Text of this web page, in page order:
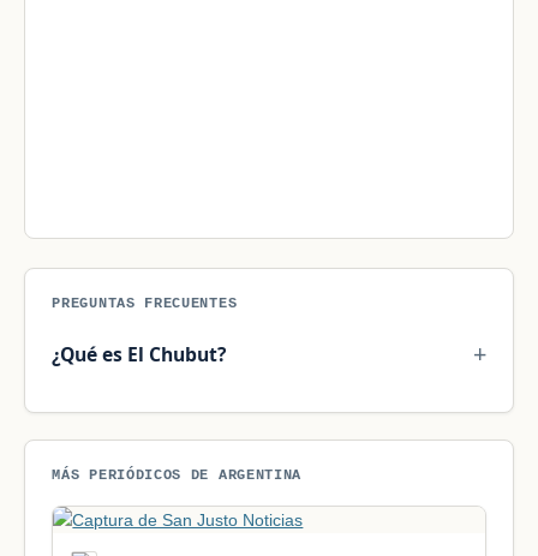
PREGUNTAS FRECUENTES
¿Qué es El Chubut?
MÁS PERIÓDICOS DE ARGENTINA